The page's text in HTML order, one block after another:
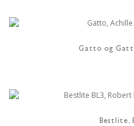
Gatto og
Bestlite,